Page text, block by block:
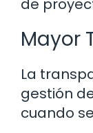
de
Mayor
La
gestión
cuando